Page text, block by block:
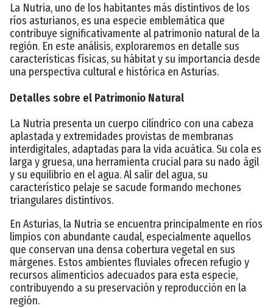
La Nutria, uno de los habitantes más distintivos de los
ríos asturianos, es una especie emblemática que
contribuye significativamente al patrimonio natural de la
región. En este análisis, exploraremos en detalle sus
características físicas, su hábitat y su importancia desde
una perspectiva cultural e histórica en Asturias.
Detalles sobre el Patrimonio Natural
La Nutria presenta un cuerpo cilíndrico con una cabeza
aplastada y extremidades provistas de membranas
interdigitales, adaptadas para la vida acuática. Su cola es
larga y gruesa, una herramienta crucial para su nado ágil
y su equilibrio en el agua. Al salir del agua, su
característico pelaje se sacude formando mechones
triangulares distintivos.
En Asturias, la Nutria se encuentra principalmente en ríos
limpios con abundante caudal, especialmente aquellos
que conservan una densa cobertura vegetal en sus
márgenes. Estos ambientes fluviales ofrecen refugio y
recursos alimenticios adecuados para esta especie,
contribuyendo a su preservación y reproducción en la
región.